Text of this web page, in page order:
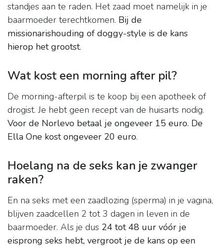
standjes aan te raden. Het zaad moet namelijk in je
baarmoeder terechtkomen. Bij de
missionarishouding of doggy-style is de kans
hierop het grootst.
Wat kost een morning after pil?
De morning-afterpil is te koop bij een apotheek of
drogist. Je hebt geen recept van de huisarts nodig.
Voor de Norlevo betaal je ongeveer 15 euro. De
Ella One kost ongeveer 20 euro.
Hoelang na de seks kan je zwanger
raken?
En na seks met een zaadlozing (sperma) in je vagina,
blijven zaadcellen 2 tot 3 dagen in leven in de
baarmoeder. Als je dus 24 tot 48 uur vóór je
eisprong seks hebt, vergroot je de kans op een